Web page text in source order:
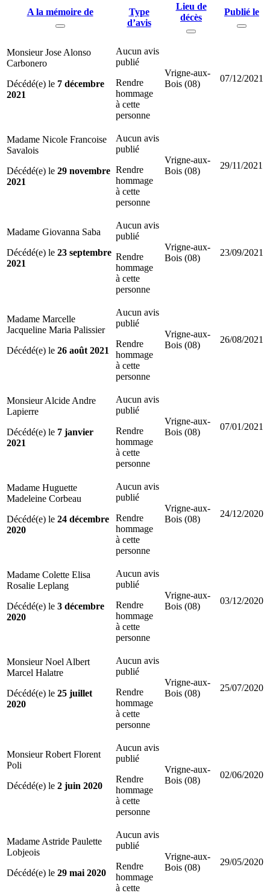
A la mémoire de
Type
d’avis
Lieu de
décès
Publié le
Monsieur Jose Alonso
Carbonero
Décédé(e) le 7 décembre
2021
Aucun avis
publié
Rendre
hommage
à cette
personne
Vrigne-aux-
Bois (08)
07/12/2021
Madame Nicole Francoise
Savalois
Décédé(e) le 29 novembre
2021
Aucun avis
publié
Rendre
hommage
à cette
personne
Vrigne-aux-
Bois (08)
29/11/2021
Madame Giovanna Saba
Décédé(e) le 23 septembre
2021
Aucun avis
publié
Rendre
hommage
à cette
personne
Vrigne-aux-
Bois (08)
23/09/2021
Madame Marcelle
Jacqueline Maria Palissier
Décédé(e) le 26 août 2021
Aucun avis
publié
Rendre
hommage
à cette
personne
Vrigne-aux-
Bois (08)
26/08/2021
Monsieur Alcide Andre
Lapierre
Décédé(e) le 7 janvier
2021
Aucun avis
publié
Rendre
hommage
à cette
personne
Vrigne-aux-
Bois (08)
07/01/2021
Madame Huguette
Madeleine Corbeau
Décédé(e) le 24 décembre
2020
Aucun avis
publié
Rendre
hommage
à cette
personne
Vrigne-aux-
Bois (08)
24/12/2020
Madame Colette Elisa
Rosalie Leplang
Décédé(e) le 3 décembre
2020
Aucun avis
publié
Rendre
hommage
à cette
personne
Vrigne-aux-
Bois (08)
03/12/2020
Monsieur Noel Albert
Marcel Halatre
Décédé(e) le 25 juillet
2020
Aucun avis
publié
Rendre
hommage
à cette
personne
Vrigne-aux-
Bois (08)
25/07/2020
Monsieur Robert Florent
Poli
Décédé(e) le 2 juin 2020
Aucun avis
publié
Rendre
hommage
à cette
personne
Vrigne-aux-
Bois (08)
02/06/2020
Madame Astride Paulette
Lobjeois
Décédé(e) le 29 mai 2020
Aucun avis
publié
Rendre
hommage
à cette
Vrigne-aux-
Bois (08)
29/05/2020